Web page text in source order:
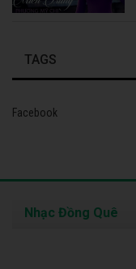
TAGS
Facebook
Nhạc Đồng Quê